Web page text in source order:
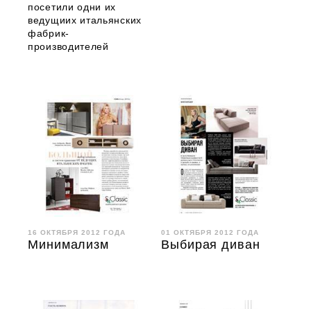
посетили одни их
ведущиих итальянских
фабрик-
производителей
16 ОКТЯБРЯ 2012 ГОДА
Минимализм
01 ОКТЯБРЯ 2012 ГОДА
Выбирая диван